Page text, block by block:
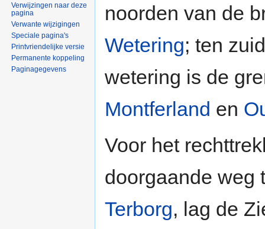
noorden van de
Wetering; ten
wetering is de
Montferland en
Voor het
doorgaande weg
Terborg, lag de
Verwijzingen naar deze
pagina
Verwante wijzigingen
Speciale pagina's
Printvriendelijke versie
Permanente koppeling
Paginagegevens